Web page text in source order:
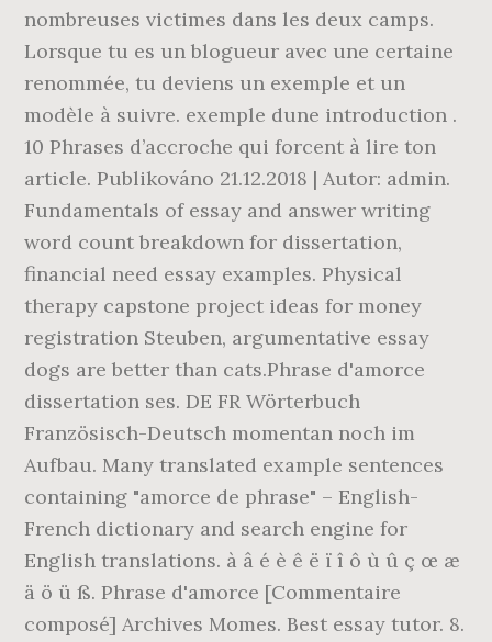
nombreuses victimes dans les deux camps.
Lorsque tu es un blogueur avec une certaine
renommée, tu deviens un exemple et un
modèle à suivre. exemple dune introduction .
10 Phrases d’accroche qui forcent à lire ton
article. Publikováno 21.12.2018 | Autor: admin.
Fundamentals of essay and answer writing
word count breakdown for dissertation,
financial need essay examples. Physical
therapy capstone project ideas for money
registration Steuben, argumentative essay
dogs are better than cats.Phrase d'amorce
dissertation ses. DE FR Wörterbuch
Französisch-Deutsch momentan noch im
Aufbau. Many translated example sentences
containing "amorce de phrase" – English-
French dictionary and search engine for
English translations. à â é è ê ë ï î ô ù û ç œ æ
ä ö ü ß. Phrase d'amorce [Commentaire
composé] Archives Momes. Best essay tutor. 8.